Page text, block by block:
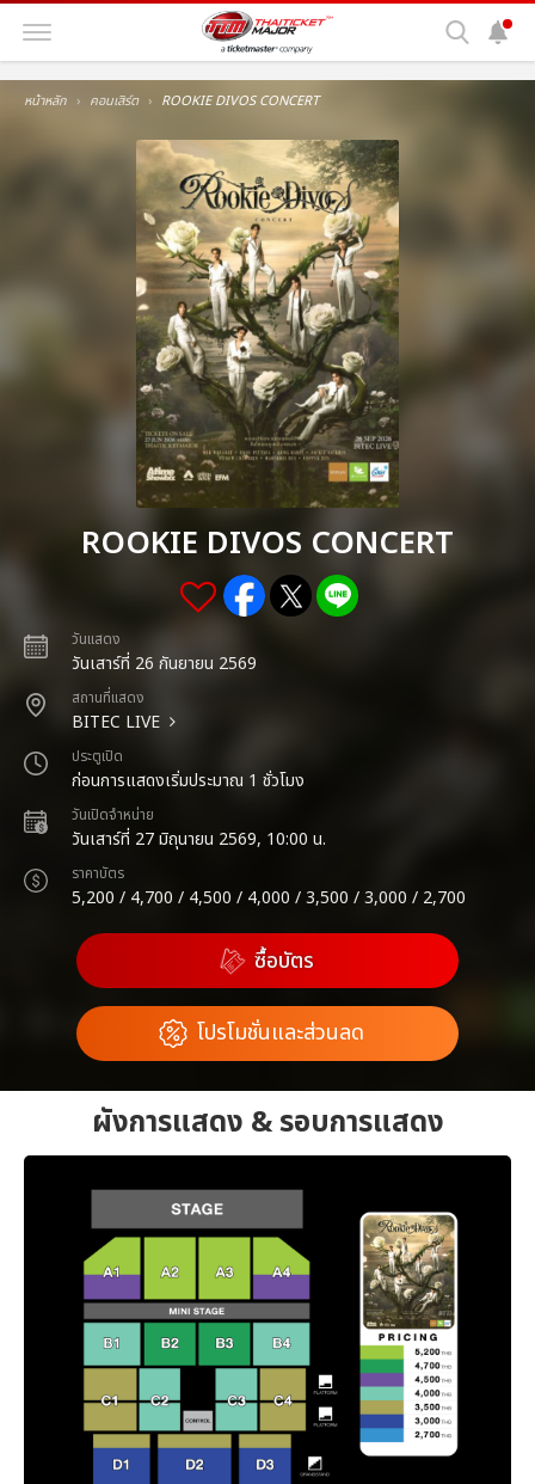
หน้าหลัก คอนเสิร์ต ROOKIE DIVOS CONCERT
ROOKIE DIVOS CONCERT
วันแสดง
วันเสาร์ที่ 26 กันยายน 2569
สถานที่แสดง
BITEC LIVE
ประตูเปิด
ก่อนการแสดงเริ่มประมาณ 1 ชั่วโมง
วันเปิดจำหน่าย
วันเสาร์ที่ 27 มิถุนายน 2569, 10:00 น.
ราคาบัตร
5,200 / 4,700 / 4,500 / 4,000 / 3,500 / 3,000 / 2,700
ซื้อบัตร
โปรโมชั่นและส่วนลด
ผังการแสดง & รอบการแสดง